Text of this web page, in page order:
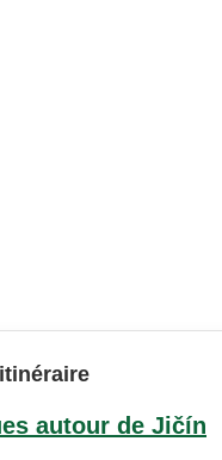
autour de Jičín